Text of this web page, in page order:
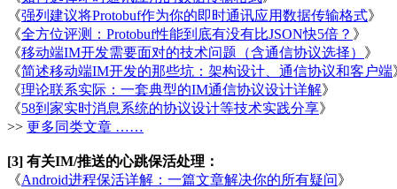
《强列建议将Protobuf作为你的即时通讯应用数据传输格式》
《全方位评测：Protobuf性能到底有没有比JSON快5倍？ 》
《移动端IM开发需要面对的技术问题（含通信协议选择） 》
《简述移动端IM开发的那些坑：架构设计、通信协议和客户端
《理论联系实际：一套典型的IM通信协议设计详解》
《58到家实时消息系统的协议设计等技术实践分享》
>> 更多同类文章 ……
[3] 有关IM/推送的心跳保活处理：
《Android进程保活详解：一篇文章解决你的所有疑问》